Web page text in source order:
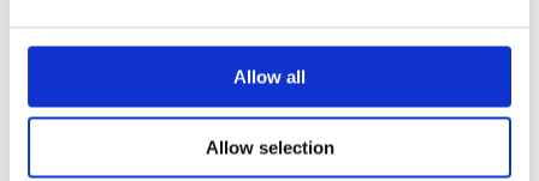
Allow all
Allow selection
Phone: +45 8711 4711
E-mail: techsupport@houno.com
Heures d’ouverture :
Vendredi : 08h00 à 15h30